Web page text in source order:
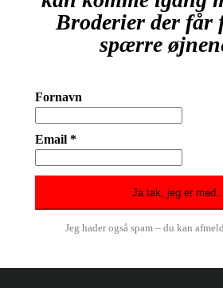
Broderier der får
spærre
Fornavn
Email *
Jeg hader også spam – du kan